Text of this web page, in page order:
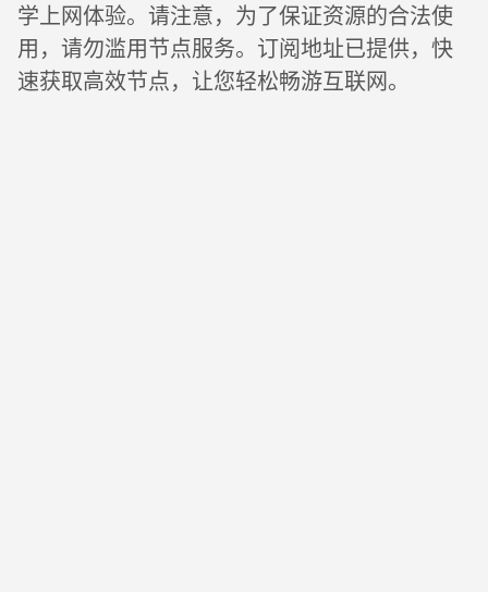
学上网体验。请注意，为了保证资源的合法使
用，请勿滥用节点服务。订阅地址已提供，快
速获取高效节点，让您轻松畅游互联网。